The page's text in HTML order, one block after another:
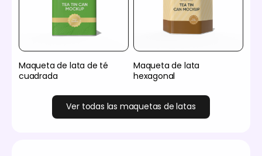
Maqueta de lata de té
cuadrada
Maqueta de lata
hexagonal
Ver todas las maquetas de latas